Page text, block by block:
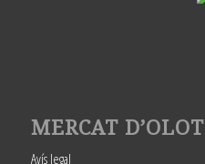
MERCAT D’OLOT
Avís legal